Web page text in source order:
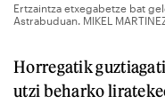
Ertzaintza etxegabetze bat
Astrabuduan. MIKEL
Horregatik
utzi beharko